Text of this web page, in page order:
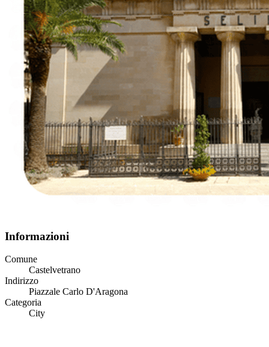
Informazioni
Comune
Castelvetrano
Indirizzo
Piazzale Carlo D'Aragona
Categoria
City